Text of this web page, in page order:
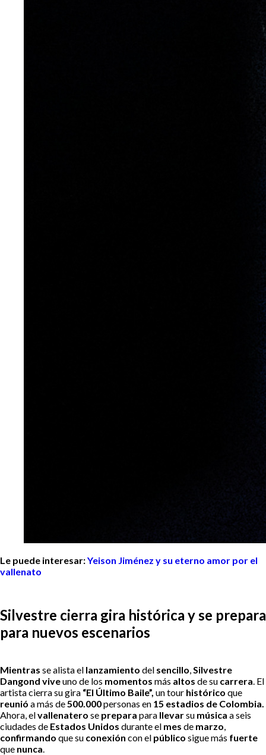
Le puede interesar:Yeison Jiménez y su eterno amor por el
vallenato
Silvestre cierra gira histórica y se prepara
para nuevos escenarios
Mientras se alista el lanzamiento del sencillo Silvestre
Dangond viveuno de los momentos más altos de su carrera . El
artista cierra su gira “El Último Baile”, un tour histórico que
reunió a más de 500.000personas en 15 estadios de Colombia.
Ahora, elvallenatero se prepara para llevarsu música a seis
ciudades de Estados Unidos durante el mes de marzo
confirmando que su conexión con el público sigue más fuerte
que nunca